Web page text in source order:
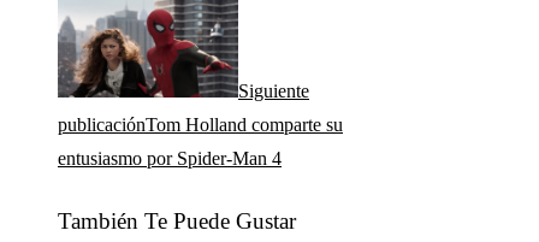
Siguiente
publicaciónTom Holland comparte su
entusiasmo por Spider-Man 4
También Te Puede Gustar